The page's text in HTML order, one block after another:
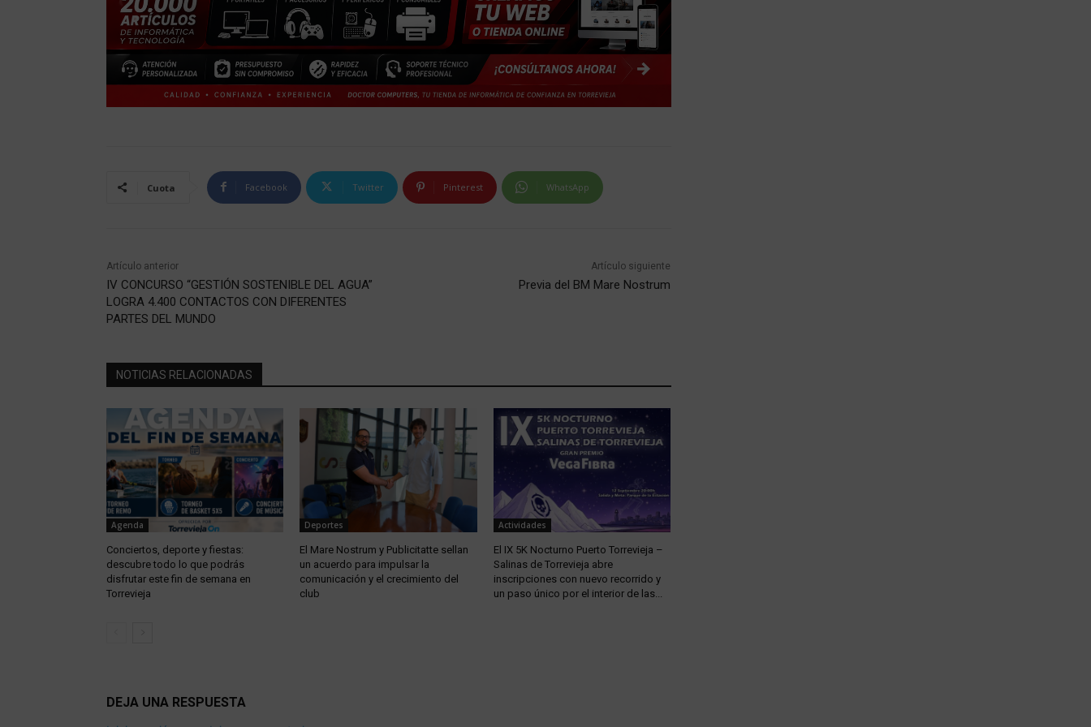
Cuota Facebook Twitter Pinterest WhatsApp
Artículo anterior
IV CONCURSO “GESTIÓN SOSTENIBLE DEL AGUA”
LOGRA 4.400 CONTACTOS CON DIFERENTES
PARTES DEL MUNDO
Artículo siguiente
Previa del BM Mare Nostrum
NOTICIAS RELACIONADAS
Agenda
Conciertos, deporte y fiestas:
descubre todo lo que podrás
disfrutar este fin de semana en
Torrevieja
Deportes
El Mare Nostrum y Publicitatte sellan
un acuerdo para impulsar la
comunicación y el crecimiento del
club
Actividades
El IX 5K Nocturno Puerto Torrevieja –
Salinas de Torrevieja abre
inscripciones con nuevo recorrido y
un paso único por el interior de las...
DEJA UNA RESPUESTA